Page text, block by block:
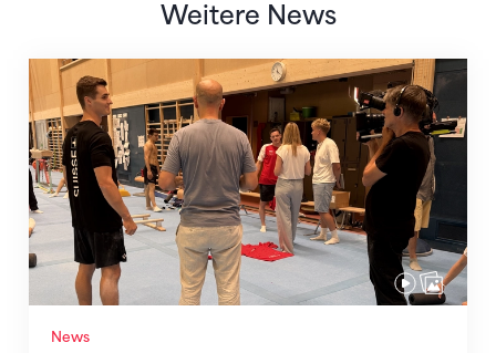
Weitere News
News
Mit klaren Zielen nach Zagreb